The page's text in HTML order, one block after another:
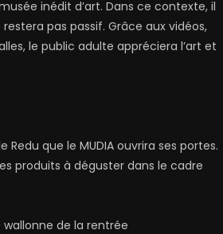
inédit d’art. Dans ce contexte, il
pas passif. Grâce aux vidéos,
le public adulte appréciera l’art et
que le MUDIA ouvrira ses portes.
produits à déguster dans le cadre
wallonne de la rentrée